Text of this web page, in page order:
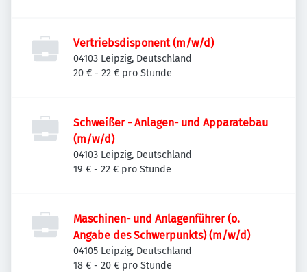
Vertriebsdisponent (m/w/d)
04103 Leipzig, Deutschland
20 € - 22 € pro Stunde
Schweißer - Anlagen- und Apparatebau
(m/w/d)
04103 Leipzig, Deutschland
19 € - 22 € pro Stunde
Maschinen- und Anlagenführer (o.
Angabe des Schwerpunkts) (m/w/d)
04105 Leipzig, Deutschland
18 € - 20 € pro Stunde